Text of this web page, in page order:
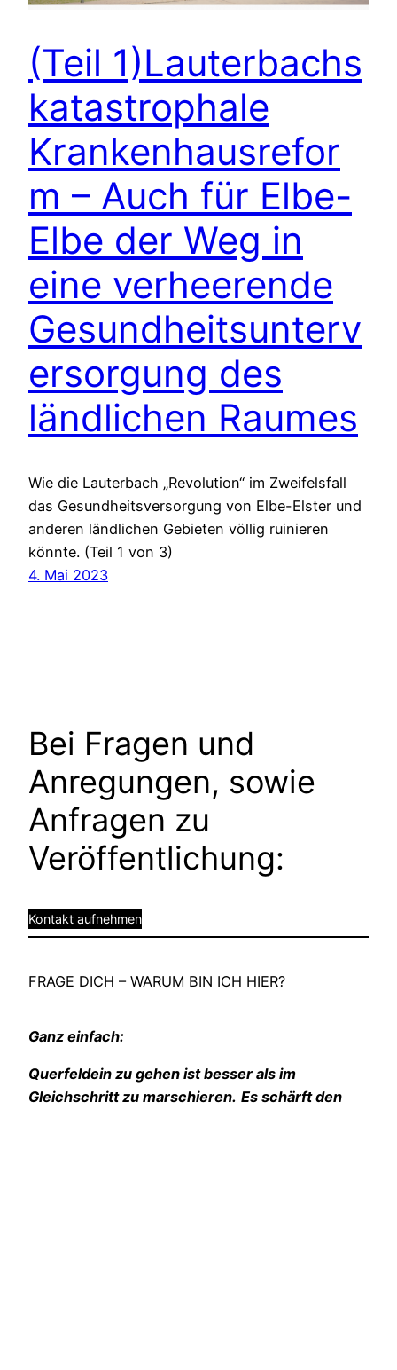
(Teil 1)Lauterbachs
katastrophale
Krankenhausrefor
m – Auch für Elbe-
Elbe der Weg in
eine verheerende
Gesundheitsunterv
ersorgung des
ländlichen Raumes
Wie die Lauterbach „Revolution“ im Zweifelsfall
das Gesundheitsversorgung von Elbe-Elster und
anderen ländlichen Gebieten völlig ruinieren
könnte. (Teil 1 von 3)
4. Mai 2023
Bei Fragen und
Anregungen, sowie
Anfragen zu
Veröffentlichung:
Kontakt aufnehmen
FRAGE DICH – WARUM BIN ICH HIER?
Ganz einfach:
Querfeldein zu gehen ist besser als im
Gleichschritt zu marschieren. Es schärft den